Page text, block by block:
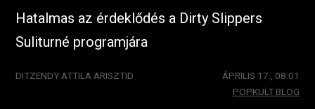
Hatalmas az érdeklődés a Dirty Slippers
Suliturné programjára
DITZENDY ATTILA ARISZTID
ÁPRILIS 17., 08:01
POPKULT BLOG